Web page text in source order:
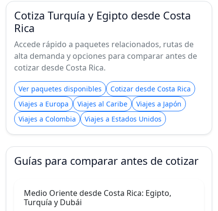
Cotiza Turquía y Egipto desde Costa
Rica
Accede rápido a paquetes relacionados, rutas de
alta demanda y opciones para comparar antes de
cotizar desde Costa Rica.
Ver paquetes disponibles
Cotizar desde Costa Rica
Viajes a Europa
Viajes al Caribe
Viajes a Japón
Viajes a Colombia
Viajes a Estados Unidos
Guías para comparar antes de cotizar
Medio Oriente desde Costa Rica: Egipto,
Turquía y Dubái